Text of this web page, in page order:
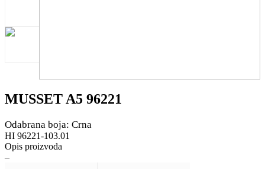
MUSSET A5 96221
Odabrana boja: Crna
HI 96221-103.01
Opis proizvoda
–